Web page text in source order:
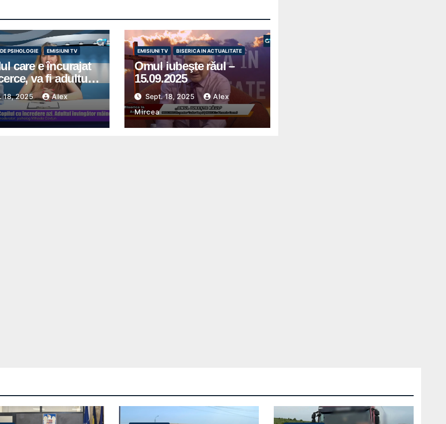
PSIHOLOGIE EMISIUNI TV
care e încurajat
va fi adultul
se teme de viață
18, 2025
Alex
EMISIUNI TV BISERICA IN ACTUALITATE
Omul iubeşte răul –
15.09.2025
Sept. 18, 2025
Alex
Mircea